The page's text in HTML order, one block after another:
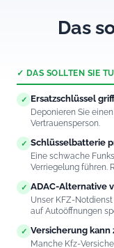
Das
✓ DAS SOLLTEN SIE
✓ Ersatzschlüssel
Deponieren Sie
Vertrauensperson.
✓ Schlüsselbatterie
Eine schwache
Verriegelung führen.
✓ ADAC-Alternative
Unser KFZ-
auf Autoöffnungen
✓ Versicherung kann
Manche Kfz-